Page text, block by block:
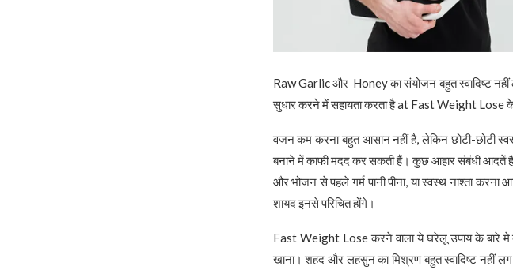
Raw Garlic और Honey का संयोजन बहुत स्वादिष्ट
सुधार करने में सहायता करता है at Fast Weight Lose
वजन कम करना बहुत आसान नहीं है, लेकिन छोटी-छोटी
बनाने में काफी मदद कर सकती हैं। कुछ आहार संबंधी आदतें
और भोजन से पहले गर्म पानी पीना, या स्वस्थ नाश्ता
शायद इनसे परिचित होंगे।
Fast Weight Lose करने वाला ये घरेलू उपाय के बारे मे
खाना। शहद और लहसुन का मिश्रण बहुत स्वादिष्ट नहीं